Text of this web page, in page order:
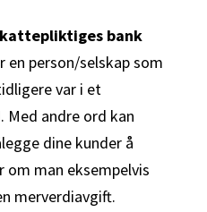
bank
en person/selskap som
var i et
. Med andre ord kan
dine kunder å
om man eksempelvis
merverdiavgift.